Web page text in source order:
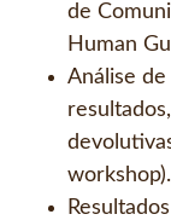
de
Human
Análise
workshop).